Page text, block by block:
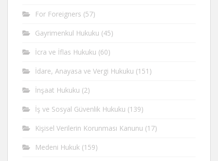
For Foreigners (57)
Gayrimenkul Hukuku (45)
İcra ve İflas Hukuku (60)
İdare, Anayasa ve Vergi Hukuku (151)
İnşaat Hukuku (2)
İş ve Sosyal Güvenlik Hukuku (139)
Kişisel Verilerin Korunması Kanunu (17)
Medeni Hukuk (159)